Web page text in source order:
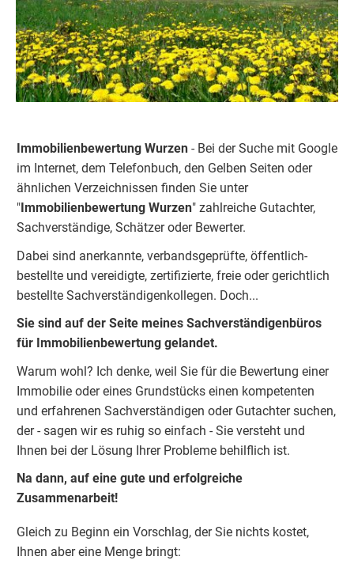
Immobilienbewertung Wurzen - Bei der Suche mit Google
im Internet, dem Telefonbuch, den Gelben Seiten oder
ähnlichen Verzeichnissen finden Sie unter
" Immobilienbewertung Wurzen" zahlreiche Gutachter,
Sachverständige, Schätzer oder Bewerter.
Dabei sind anerkannte, verbandsgeprüfte, öffentlich-
bestellte und vereidigte, zertifizierte, freie oder gerichtlich
bestellte Sachverständigenkollegen. Doch...
Sie sind auf der Seite meines Sachverständigenbüros
für Immobilienbewertung gelandet.
Warum wohl? Ich denke, weil Sie für die Bewertung einer
Immobilie oder eines Grundstücks einen kompetenten
und erfahrenen Sachverständigen oder Gutachter suchen,
der - sagen wir es ruhig so einfach - Sie versteht und
Ihnen bei der Lösung Ihrer Probleme behilflich ist.
Na dann, auf eine gute und erfolgreiche
Zusammenarbeit!
Gleich zu Beginn ein Vorschlag, der Sie nichts kostet,
Ihnen aber eine Menge bringt: